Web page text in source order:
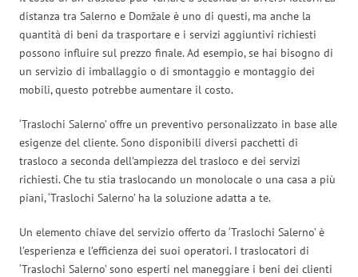
distanza tra Salerno e Domžale è uno di questi, ma anche la
quantità di beni da trasportare e i servizi aggiuntivi richiesti
possono influire sul prezzo finale. Ad esempio, se hai bisogno di
un servizio di imballaggio o di smontaggio e montaggio dei
mobili, questo potrebbe aumentare il costo.
‘Traslochi Salerno’ offre un preventivo personalizzato in base alle
esigenze del cliente. Sono disponibili diversi pacchetti di
trasloco a seconda dell’ampiezza del trasloco e dei servizi
richiesti. Che tu stia traslocando un monolocale o una casa a più
piani, ‘Traslochi Salerno’ ha la soluzione adatta a te.
Un elemento chiave del servizio offerto da ‘Traslochi Salerno’ è
l’esperienza e l’efficienza dei suoi operatori. I traslocatori di
‘Traslochi Salerno’ sono esperti nel maneggiare i beni dei clienti